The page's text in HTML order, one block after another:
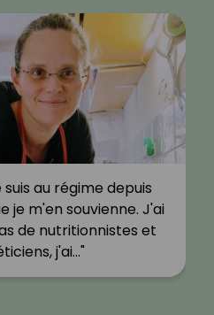
suis au régime depuis
je m'en souvienne. J'ai
de nutritionnistes et
j'ai…"